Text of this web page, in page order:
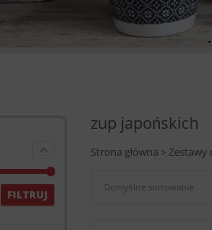
zup japońskich
Strona główna > Zestawy
Domyślne sortowanie
FILTRUJ